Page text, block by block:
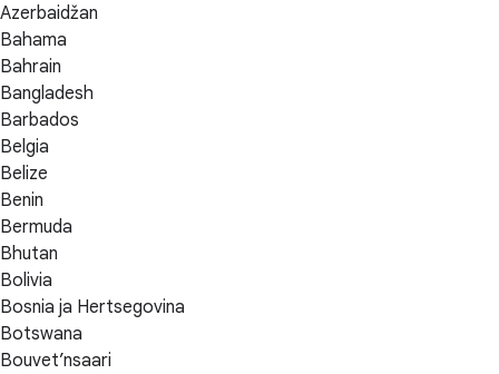
Azerbaidžan
Bahama
Bahrain
Bangladesh
Barbados
Belgia
Belize
Benin
Bermuda
Bhutan
Bolivia
Bosnia ja Hertsegovina
Botswana
Bouvet’nsaari